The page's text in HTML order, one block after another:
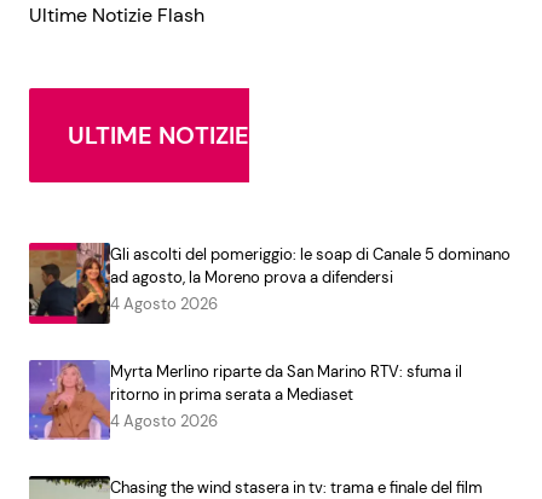
Ultime Notizie Flash
ULTIME NOTIZIE
Gli ascolti del pomeriggio: le soap di Canale 5 dominano
ad agosto, la Moreno prova a difendersi
4 Agosto 2026
Myrta Merlino riparte da San Marino RTV: sfuma il
ritorno in prima serata a Mediaset
4 Agosto 2026
Chasing the wind stasera in tv: trama e finale del film